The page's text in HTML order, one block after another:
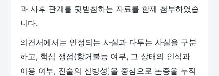
과 사후 관계를 뒷받침하는 자료를 함께 첨부하였습
니다.
의견서에서는 인정되는 사실과 다투는 사실을 구분
하고, 핵심 쟁점(항거불능 여부, 그 상태의 인식과
이용 여부, 진술의 신빙성)을 중심으로 논증을 누적